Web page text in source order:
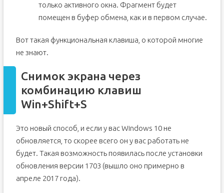
только активного окна. Фрагмент будет
помещен в буфер обмена, как и в первом случае.
Вот такая функциональная клавиша, о которой многие
не знают.
Снимок экрана через
комбинацию клавиш
Win+Shift+S
Это новый способ, и если у вас Windows 10 не
обновляется, то скорее всего он у вас работать не
будет. Такая возможность появилась после установки
обновления версии 1703 (вышло оно примерно в
апреле 2017 года).